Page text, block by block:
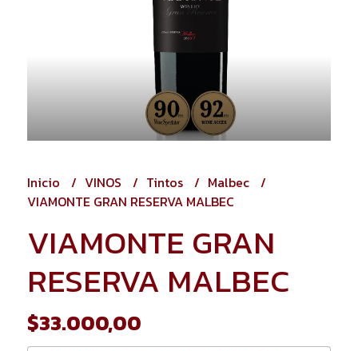
Inicio VINOS Tintos
Malbec
VIAMONTE GRAN RESERVA MALBEC
VIAMONTE GRAN
RESERVA MALBEC
$33.000,00